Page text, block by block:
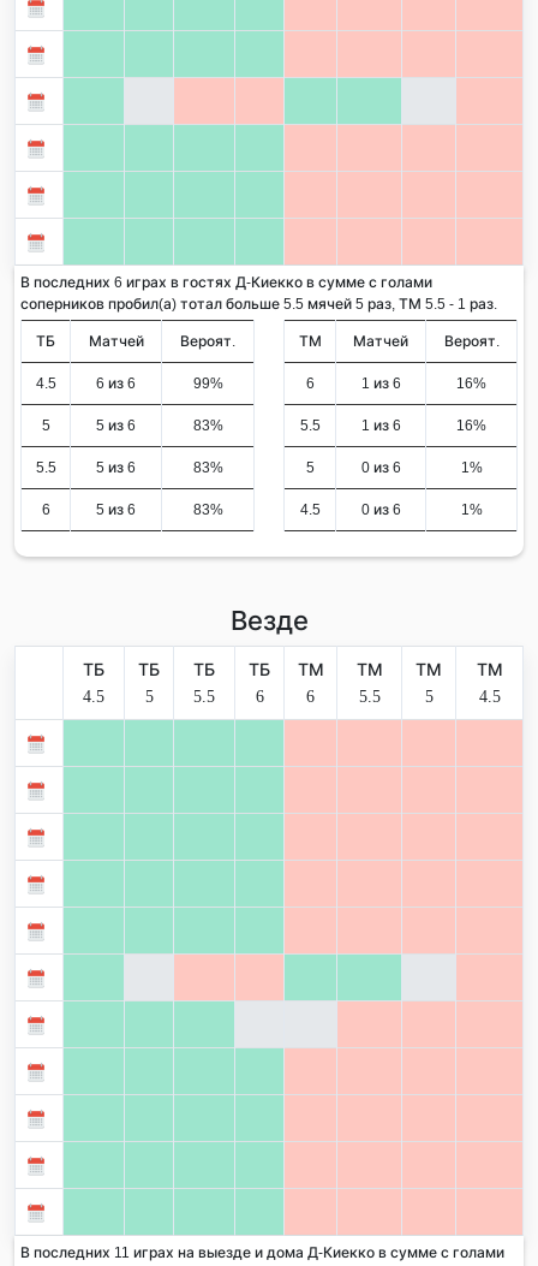
В последних 6 играх в гостях Д-Киекко в сумме с голами
соперников пробил(а) тотал больше 5.5 мячей 5 раз, ТМ 5.5 - 1 раз.
ТБ Матчей Вероят.
4.5 6 из 6 99%
5 5 из 6 83%
5.5 5 из 6 83%
6 5 из 6 83%
ТМ Матчей Вероят.
6 1 из 6 16%
5.5 1 из 6 16%
5 0 из 6 1%
4.5 0 из 6 1%
Везде
ТБ
4.5
ТБ
5
ТБ
5.5
ТБ
6
ТМ
6
ТМ
5.5
ТМ
5
ТМ
4.5
В последних 11 играх на выезде и дома Д-Киекко в сумме с голами